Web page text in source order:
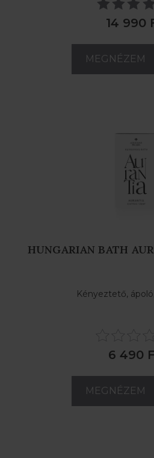
14 990
MEGNÉZEM
HUNGARIAN BATH
Kényeztető,
6 490
MEGNÉZEM